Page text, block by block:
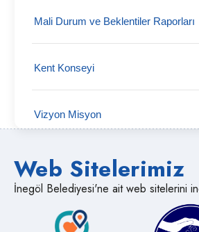
Mali Durum ve Beklentiler Raporları
Kent Konseyi
Vizyon Misyon
Organizasyon Şeması
Kalite Politikalarımız
Web Sitelerimiz
İnegöl Belediyesi'ne ait web sitelerini